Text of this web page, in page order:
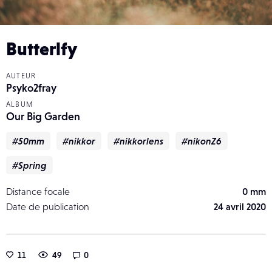
Butterlfy
AUTEUR
Psyko2fray
ALBUM
Our Big Garden
#50mm #nikkor #nikkorlens #nikonZ6
#Spring
Distance focale
0 mm
Date de publication
24 avril 2020
11 49 0